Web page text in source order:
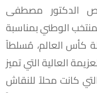
الدكتور مصطفى
الوطني بمناسبة
كأس العالم، مُسلطاً
العالية التي تميز
كانت محلاً للنقاش